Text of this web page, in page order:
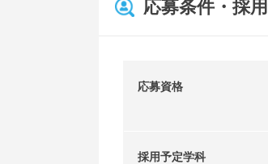
応募条件・採
応募資格
採用予定学科